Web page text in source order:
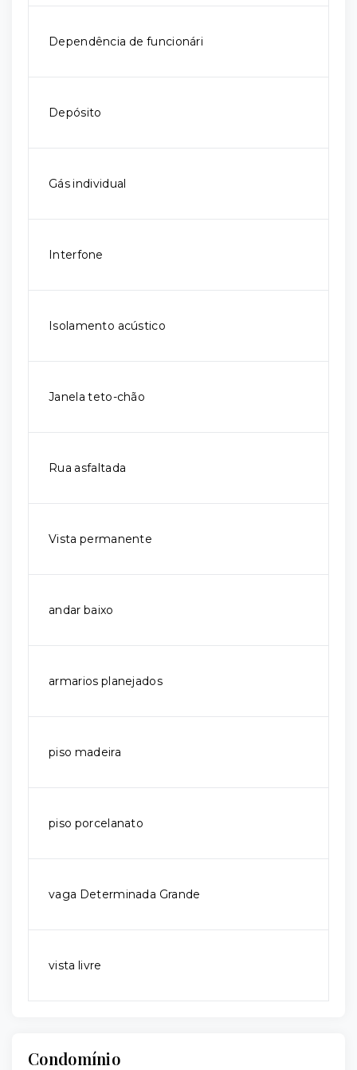
Dependência de funcionári
Depósito
Gás individual
Interfone
Isolamento acústico
Janela teto-chão
Rua asfaltada
Vista permanente
andar baixo
armarios planejados
piso madeira
piso porcelanato
vaga Determinada Grande
vista livre
Condomínio